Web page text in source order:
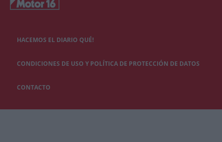
HACEMOS EL DIARIO QUÉ!
CONDICIONES DE USO Y POLÍTICA DE PROTECCIÓN DE DATOS
CONTACTO